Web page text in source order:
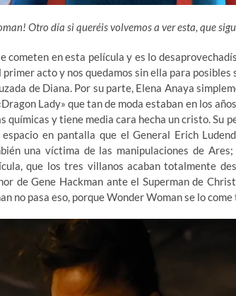
Otro día si queréis volvemos a ver esta, que
cometen en esta película y es lo
acto y nos quedamos sin ella para posibles
de Diana. Por su parte, Elena Anaya
Lady» que tan de moda estaban en los
químicas y tiene media cara hecha un cristo. Su
en pantalla que el General Erich
una víctima de las manipulaciones de
que los tres villanos acaban totalmente
de Gene Hackman ante el Superman de
no pasa eso, porque Wonder Woman se lo come